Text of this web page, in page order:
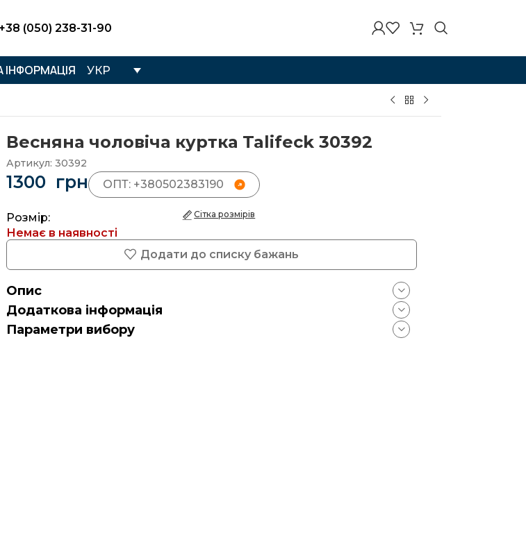
+38 (050) 238-31-90
ІНФОРМАЦІЯ УКР
Весняна чоловіча куртка Talifeck 30392
Артикул: 30392
1300 грн ОПТ: +380502383190
Розмір: Сітка розмірів
Немає в наявності
Додати до списку бажань
Опис
Додаткова інформація
Параметри вибору